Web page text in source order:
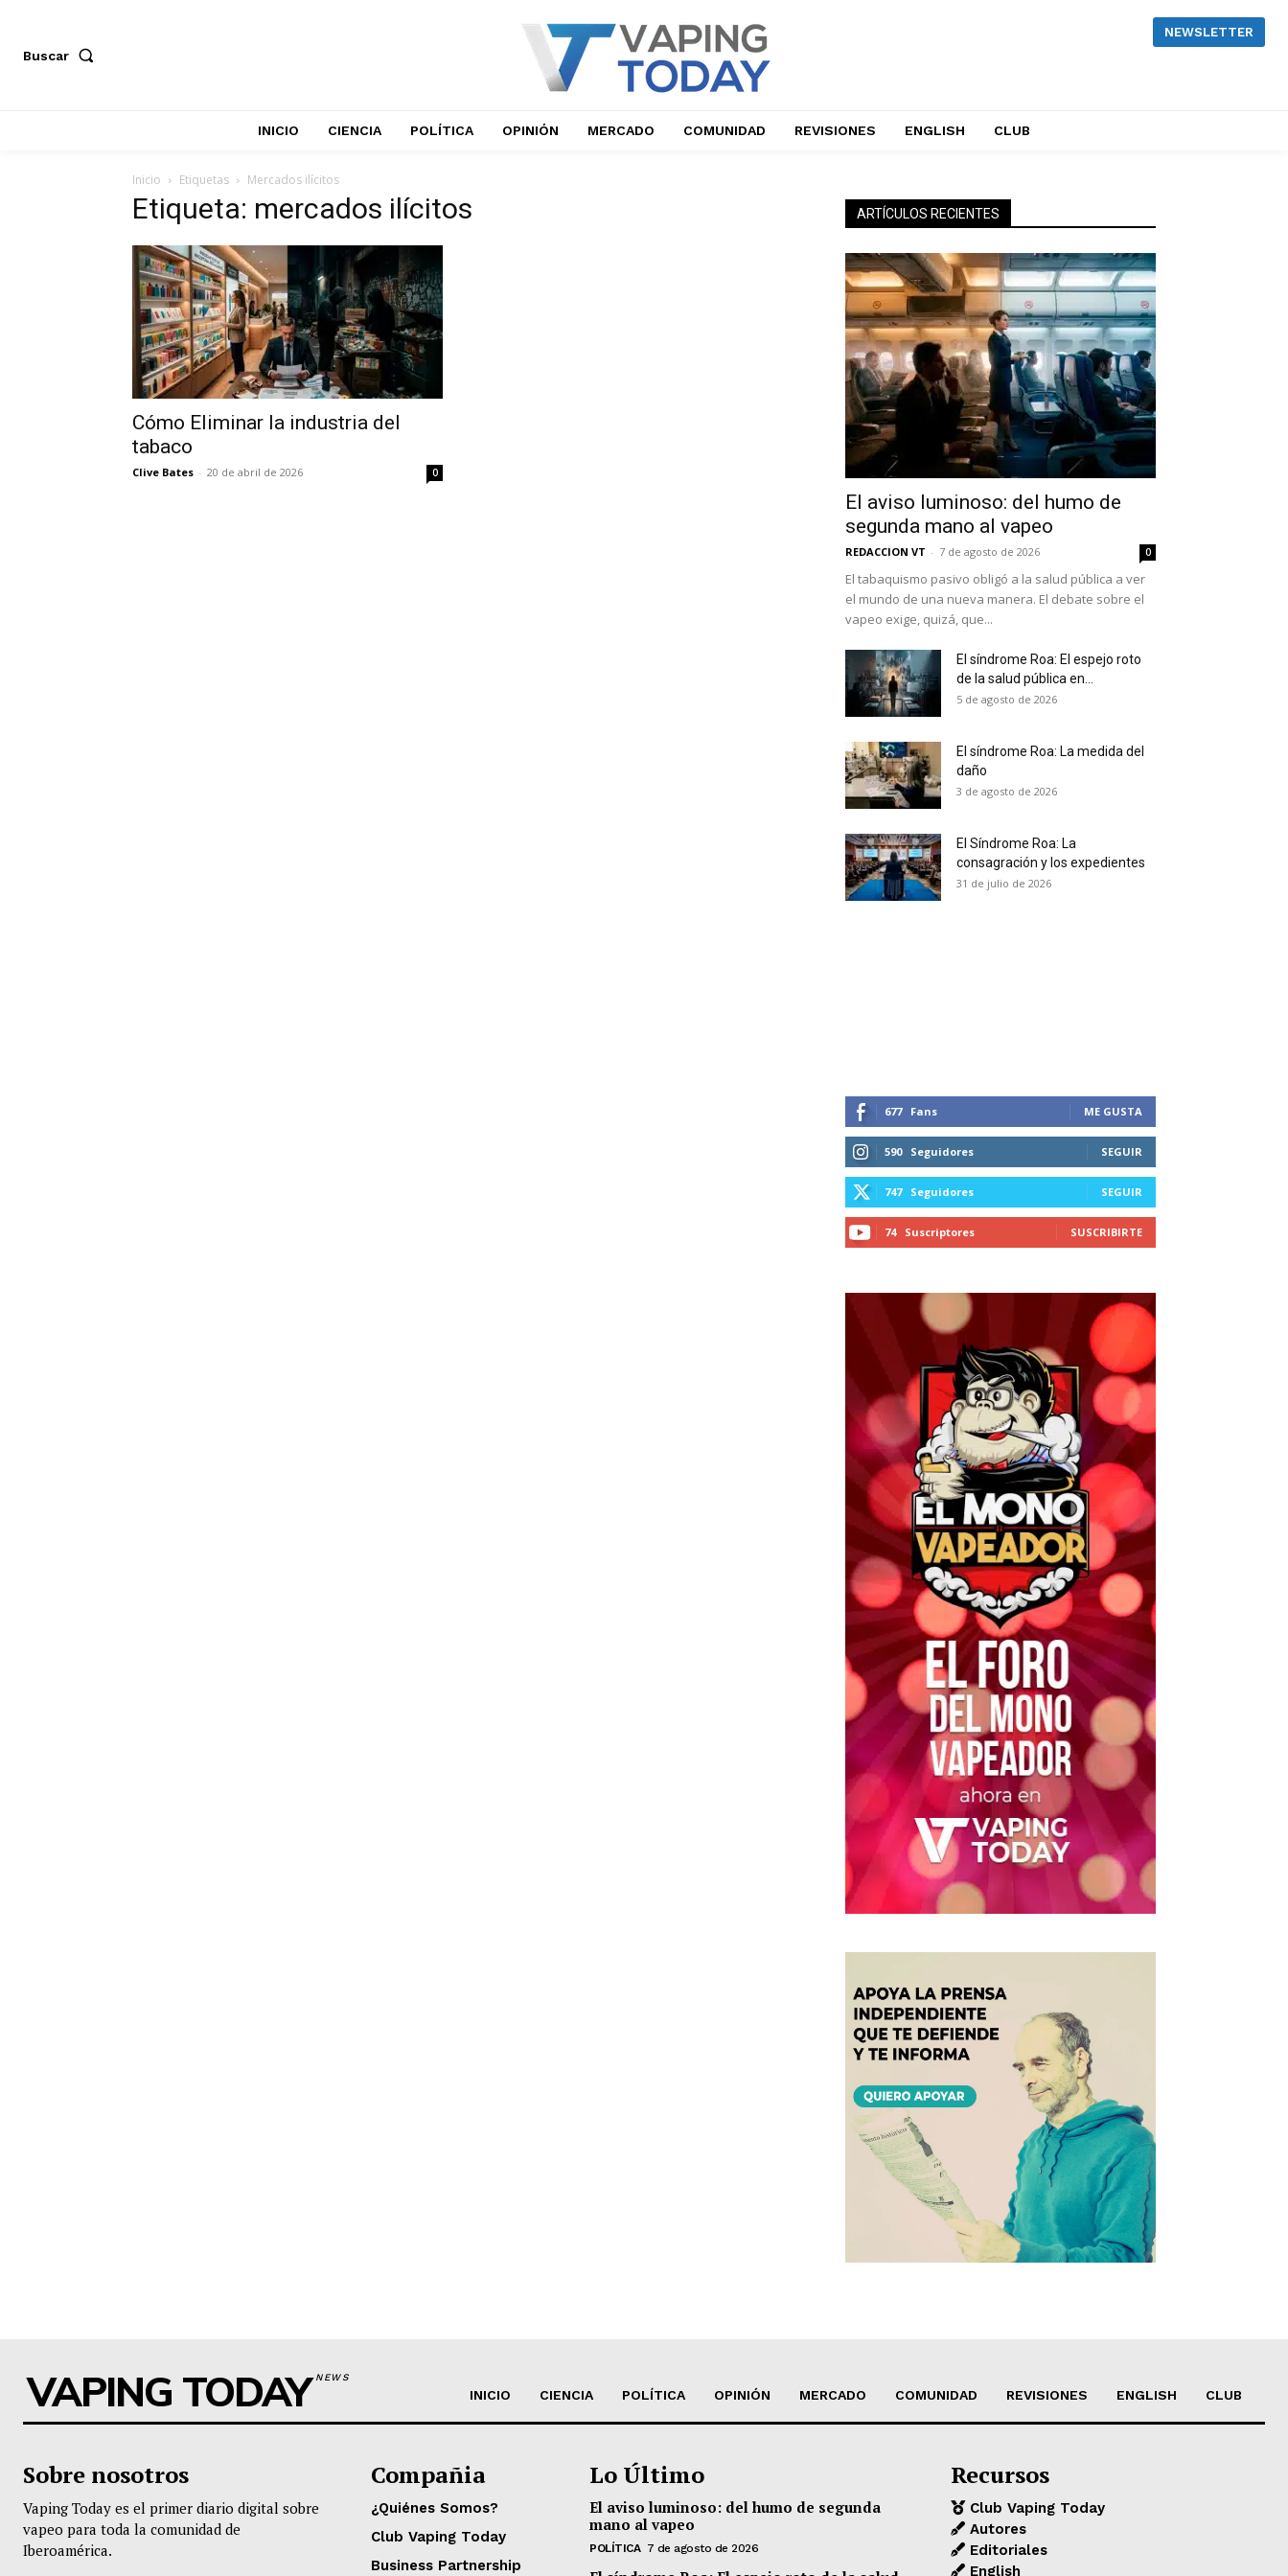
No te pierdas de las últimas
Suscríbete a nuestro boletín diario y recibe todas las
noticias del vapeo y la reducción de daños en tu correo
Subscribe to our daily clipping and receive all the news
of vaping and tobacco harm reduction in your email.
Buscar
NEWSLETTER
INICIO CIENCIA POLÍTICA OPINIÓN MERCADO COMUNIDAD REVISIONES ENGLISH CLUB
Inicio Etiquetas Mercados ilícitos
Etiqueta: mercados ilícitos
Cómo Eliminar la industria del
tabaco
Clive Bates - 20 de abril de 2026 0
ARTÍCULOS RECIENTES
El aviso luminoso: del humo de
segunda mano al vapeo
REDACCION VT - 7 de agosto de 2026 0
El tabaquismo pasivo obligó a la salud pública a ver
el mundo de una nueva manera. El debate sobre el
vapeo exige, quizá, que...
El síndrome Roa: El espejo roto
de la salud pública en...
5 de agosto de 2026
El síndrome Roa: La medida del
daño
3 de agosto de 2026
El Síndrome Roa: La
consagración y los expedientes
31 de julio de 2026
677 Fans ME GUSTA
590 Seguidores SEGUIR
747 Seguidores SEGUIR
74 Suscriptores SUSCRIBIRTE
VAPING TODAYNEWS
INICIO CIENCIA POLÍTICA OPINIÓN MERCADO COMUNIDAD REVISIONES ENGLISH CLUB
Sobre nosotros
Vaping Today es el primer diario digital sobre
vapeo para toda la comunidad de
Iberoamérica.
Compañia
¿Quiénes Somos?
Club Vaping Today
Business Partnership
Lo Último
El aviso luminoso: del humo de segunda
mano al vapeo
POLÍTICA 7 de agosto de 2026
Recursos
Club Vaping Today
Autores
Editoriales
English